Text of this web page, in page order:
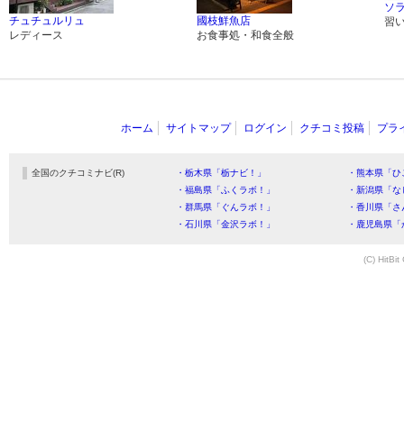
チュチュルリュ
レディース
國枝鮮魚店
お食事処・和食全般
ソ
習
ホーム サイトマップ ログイン クチコミ投稿 プラ
全国のクチコミナビ(R) ・栃木県「栃ナビ！」
・熊本県「
・福島県「ふくラボ！」
・新潟県「
・群馬県「ぐんラボ！」
・香川県「
・石川県「金沢ラボ！」
・鹿児島県
(C) HitBit